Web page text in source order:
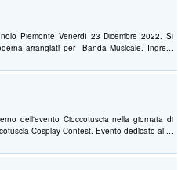
Piemonte Venerdì 23 Dicembre 2022. Si
arrangiati per Banda Musicale. Ingre...
dell'evento Cioccotuscia nella giornata di
Cosplay Contest. Evento dedicato ai ...